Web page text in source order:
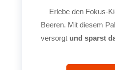
Erlebe den Fokus-
Beeren. Mit diesem
versorgt und sparst